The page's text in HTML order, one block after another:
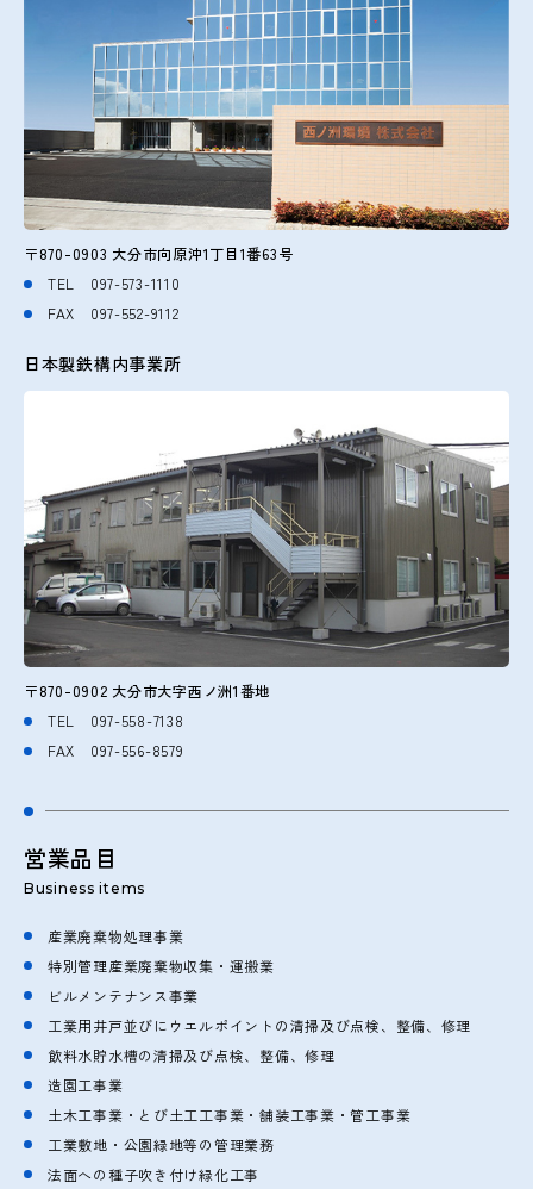
〒870-0903 大分市向原沖1丁目1番63号
TEL 097-573-1110
FAX 097-552-9112
日本製鉄構内事業所
〒870-0902 大分市大字西ノ洲1番地
TEL 097-558-7138
FAX 097-556-8579
営業品目
Business items
産業廃棄物処理事業
特別管理産業廃棄物収集・運搬業
ビルメンテナンス事業
工業用井戸並びにウエルポイントの清掃及び点検、整備、修理
飲料水貯水槽の清掃及び点検、整備、修理
造園工事業
土木工事業・とび土工工事業・舗装工事業・管工事業
工業敷地・公園緑地等の管理業務
法面への種子吹き付け緑化工事